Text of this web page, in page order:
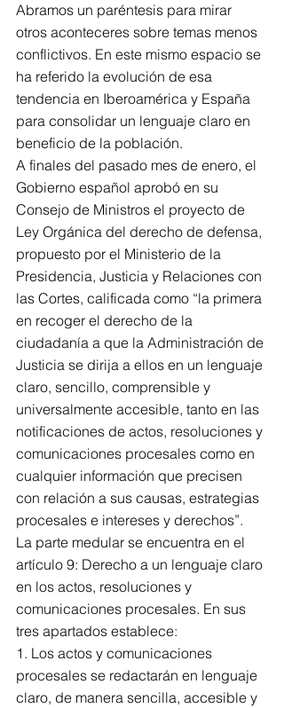
Abramos un paréntesis para mirar
otros aconteceres sobre temas menos
conflictivos. En este mismo espacio se
ha referido la evolución de esa
tendencia en Iberoamérica y España
para consolidar un lenguaje claro en
beneficio de la población.
A finales del pasado mes de enero, el
Gobierno español aprobó en su
Consejo de Ministros el proyecto de
Ley Orgánica del derecho de defensa,
propuesto por el Ministerio de la
Presidencia, Justicia y Relaciones con
las Cortes, calificada como “la primera
en recoger el derecho de la
ciudadanía a que la Administración de
Justicia se dirija a ellos en un lenguaje
claro, sencillo, comprensible y
universalmente accesible, tanto en las
notificaciones de actos, resoluciones y
comunicaciones procesales como en
cualquier información que precisen
con relación a sus causas, estrategias
procesales e intereses y derechos”.
La parte medular se encuentra en el
artículo 9: Derecho a un lenguaje claro
en los actos, resoluciones y
comunicaciones procesales. En sus
tres apartados establece:
1. Los actos y comunicaciones
procesales se redactarán en lenguaje
claro, de manera sencilla, accesible y